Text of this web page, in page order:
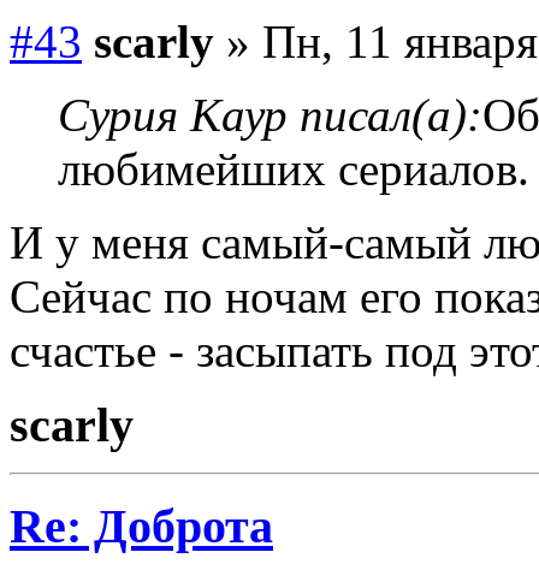
#43 scarly » Пн, 11
Сурия Каур писал(а):
любимейших сериалов.
И у меня самый-самый
Сейчас по ночам его
счастье - засыпать под
scarly
Re: Доброта